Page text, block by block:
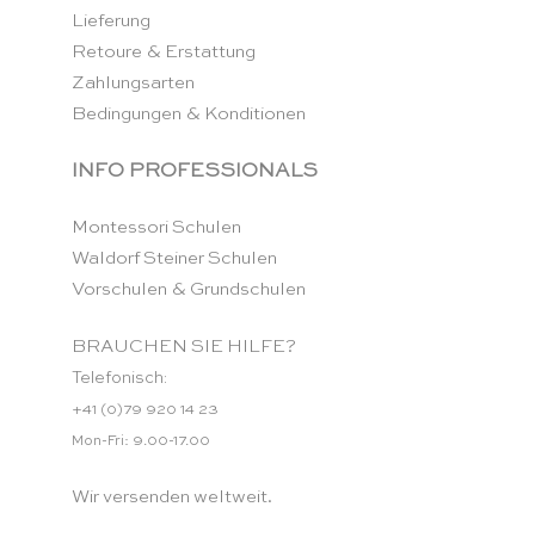
Lieferung
Retoure & Erstattung
Zahlungsarten
Bedingungen & Konditionen
INFO PROFESSIONALS
Montessori Schulen
Waldorf Steiner Schulen
Vorschulen & Grundschulen
BRAUCHEN SIE HILFE?
Telefonisch:
+41 (0)79 920 14 23
Mon-Fri: 9.00-17.00
Wir versenden weltweit.